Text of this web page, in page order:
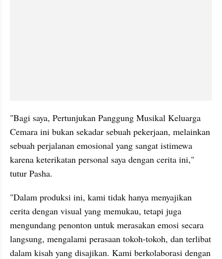
"Bagi saya, Pertunjukan Panggung Musikal Keluarga
Cemara ini bukan sekadar sebuah pekerjaan, melainkan
sebuah perjalanan emosional yang sangat istimewa
karena keterikatan personal saya dengan cerita ini,"
tutur Pasha.
"Dalam produksi ini, kami tidak hanya menyajikan
cerita dengan visual yang memukau, tetapi juga
mengundang penonton untuk merasakan emosi secara
langsung, mengalami perasaan tokoh-tokoh, dan terlibat
dalam kisah yang disajikan. Kami berkolaborasi dengan